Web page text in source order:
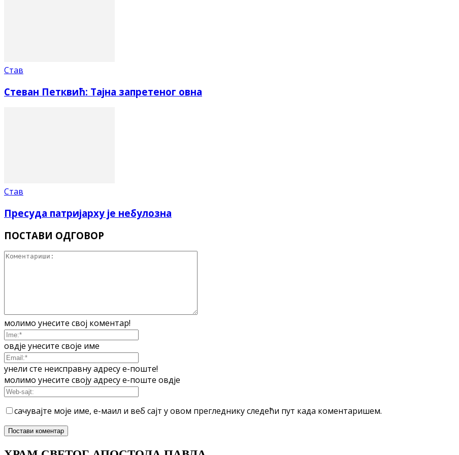
Став
Стеван Петквић: Тајна запретеног овна
Став
Пресуда патријарху је небулозна
ПОСТАВИ ОДГОВОР
молимо унесите свој коментар!
овдје унесите своје име
унели сте неисправну адресу е-поште!
молимо унесите своју адресу е-поште овдје
сачувајте моје име, е-маил и веб сајт у овом прегледнику следећи пут када коментаришем.